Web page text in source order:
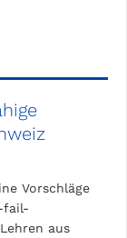
Vorschläge
fail-
aus